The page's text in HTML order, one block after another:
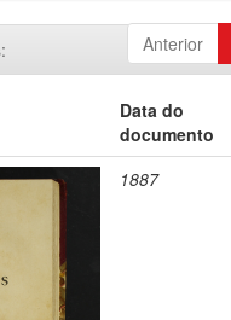
Anterior
Data do
documento
1887